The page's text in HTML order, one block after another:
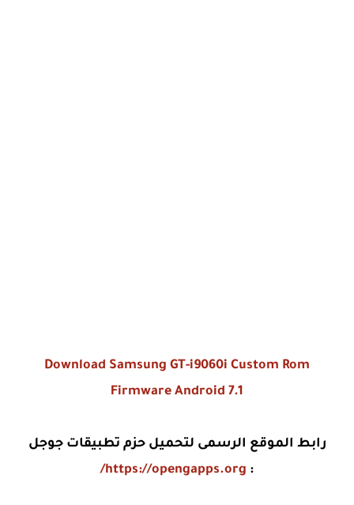
Download Samsung GT-i9060i Custom Rom
Firmware Android 7.1
رابط الموقع الرسمى لتحميل حزم تطبيقات جوجل
:
https://opengapps.org/